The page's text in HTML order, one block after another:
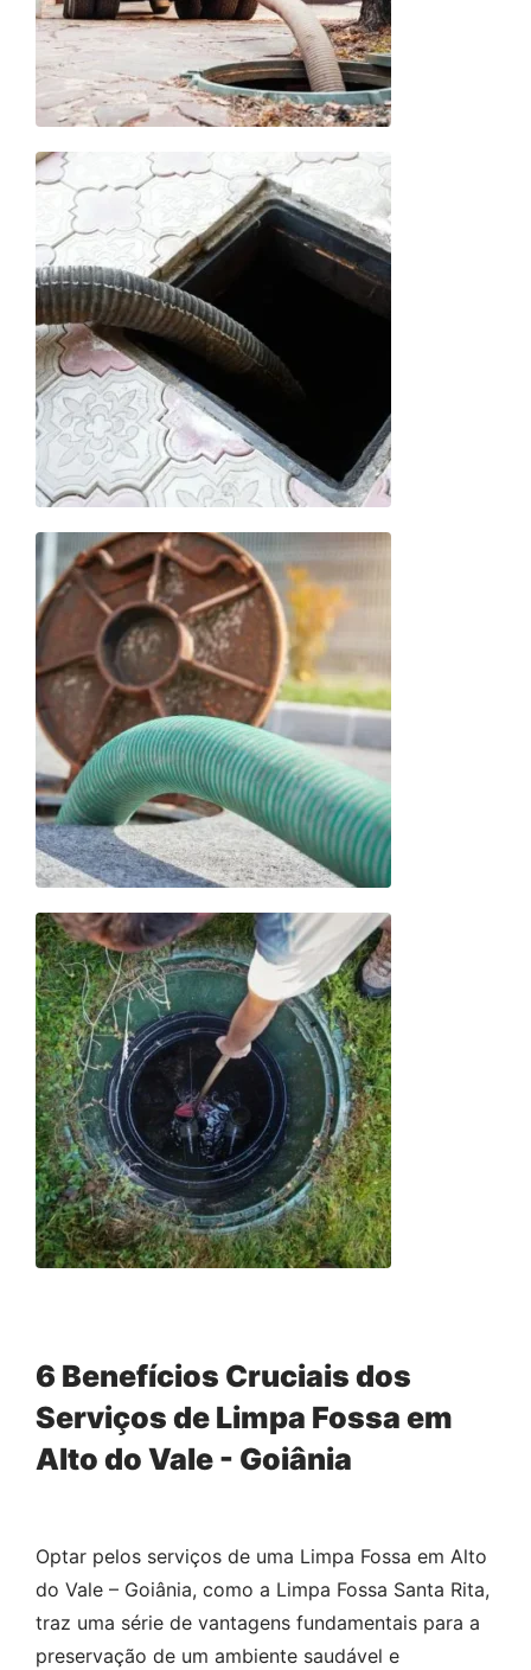
6 Benefícios Cruciais dos
Serviços de Limpa Fossa em
Alto do Vale - Goiânia
Optar pelos serviços de uma Limpa Fossa em Alto
do Vale – Goiânia, como a Limpa Fossa Santa Rita,
traz uma série de vantagens fundamentais para a
preservação de um ambiente saudável e